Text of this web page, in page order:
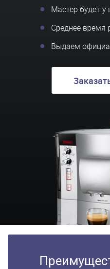
Мастер будет у
Среднее время
Выдаем